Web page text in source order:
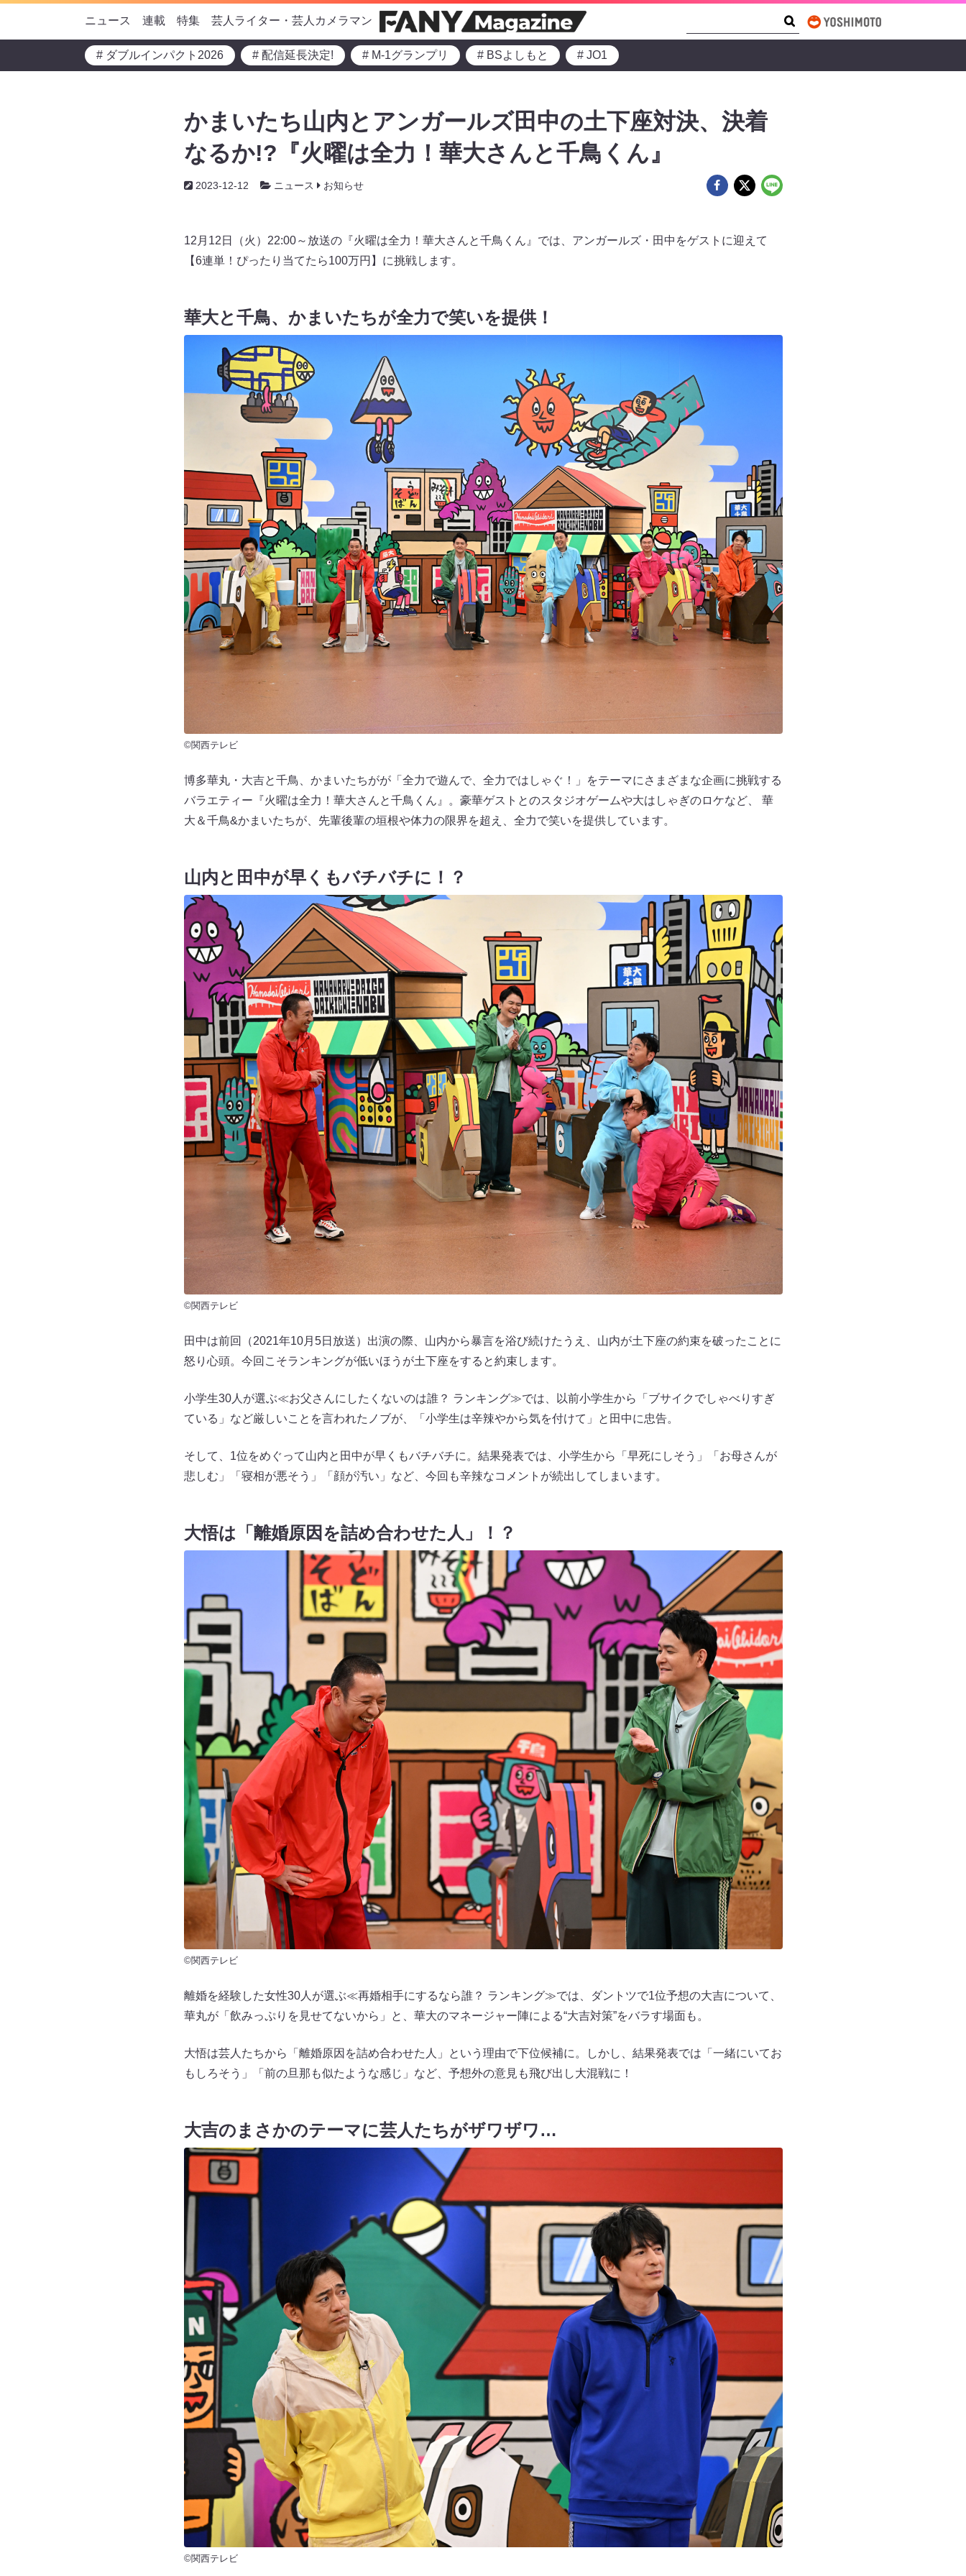
ニュース 連載 特集 芸人ライター・芸人カメラマン
# ダブルインパクト2026 # 配信延長決定! # M-1グランプリ # BSよしもと # JO1
かまいたち山内とアンガールズ田中の土下座対決、決着
なるか!?『火曜は全力！華大さんと千鳥くん』
2023-12-12 ニュース お知らせ
12月12日（火）22:00～放送の『火曜は全力！華大さんと千鳥くん』では、アンガールズ・田中をゲストに迎えて
【6連単！ぴったり当てたら100万円】に挑戦します。
華大と千鳥、かまいたちが全力で笑いを提供！
©関西テレビ
博多華丸・大吉と千鳥、かまいたちがが「全力で遊んで、全力ではしゃぐ！」をテーマにさまざまな企画に挑戦する
バラエティー『火曜は全力！華大さんと千鳥くん』。豪華ゲストとのスタジオゲームや大はしゃぎのロケなど、 華
大＆千鳥&かまいたちが、先輩後輩の垣根や体力の限界を超え、全力で笑いを提供しています。
山内と田中が早くもバチバチに！？
©関西テレビ
田中は前回（2021年10月5日放送）出演の際、山内から暴言を浴び続けたうえ、山内が土下座の約束を破ったことに
怒り心頭。今回こそランキングが低いほうが土下座をすると約束します。
小学生30人が選ぶ≪お父さんにしたくないのは誰？ ランキング≫では、以前小学生から「ブサイクでしゃべりすぎ
ている」など厳しいことを言われたノブが、「小学生は辛辣やから気を付けて」と田中に忠告。
そして、1位をめぐって山内と田中が早くもバチバチに。結果発表では、小学生から「早死にしそう」「お母さんが
悲しむ」「寝相が悪そう」「顔が汚い」など、今回も辛辣なコメントが続出してしまいます。
大悟は「離婚原因を詰め合わせた人」！？
©関西テレビ
離婚を経験した女性30人が選ぶ≪再婚相手にするなら誰？ ランキング≫では、ダントツで1位予想の大吉について、
華丸が「飲みっぷりを見せてないから」と、華大のマネージャー陣による“大吉対策”をバラす場面も。
大悟は芸人たちから「離婚原因を詰め合わせた人」という理由で下位候補に。しかし、結果発表では「一緒にいてお
もしろそう」「前の旦那も似たような感じ」など、予想外の意見も飛び出し大混戦に！
大吉のまさかのテーマに芸人たちがザワザワ…
©関西テレビ